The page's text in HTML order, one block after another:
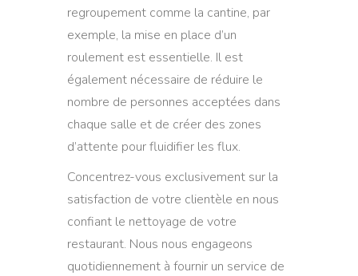
regroupement comme la cantine, par
exemple, la mise en place d’un
roulement est essentielle. Il est
également nécessaire de réduire le
nombre de personnes acceptées dans
chaque salle et de créer des zones
d’attente pour fluidifier les flux.
Concentrez-vous exclusivement sur la
satisfaction de votre clientèle en nous
confiant le nettoyage de votre
restaurant. Nous nous engageons
quotidiennement à fournir un service de